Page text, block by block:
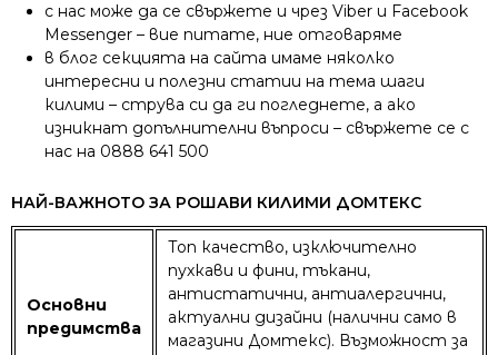
с нас може да се свържете и чрез Viber и Facebook
Messenger – вие питате, ние отговаряме
в блог секцията на сайта имаме няколко
интересни и полезни статии на тема шаги
килими – струва си да ги погледнете, а ако
изникнат допълнителни въпроси – свържете се с
нас на 0888 641 500
НАЙ-ВАЖНОТО ЗА РОШАВИ КИЛИМИ ДОМТЕКС
Основни
предимства
Топ качество, изключително
пухкави и фини, тъкани,
антистатични, антиалергични,
актуални дизайни (налични само в
магазини Домтекс). Възможност за